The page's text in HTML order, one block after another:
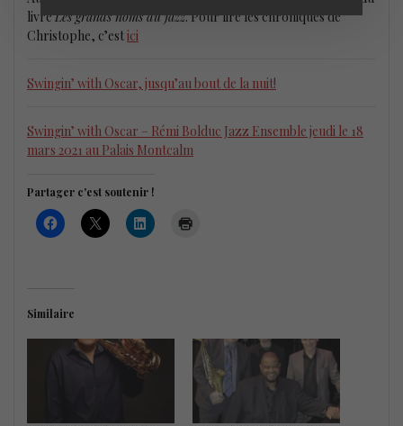
livreLes grands noms du jazz. Pour lire les chroniques de
Christophe, c’estici
Swingin’ with Oscar, jusqu’au bout de la nuit!
Swingin’ with Oscar – Rémi Bolduc Jazz Ensemble jeudi le 18
mars 2021 au Palais Montcalm
Partager c'est soutenir !
Similaire